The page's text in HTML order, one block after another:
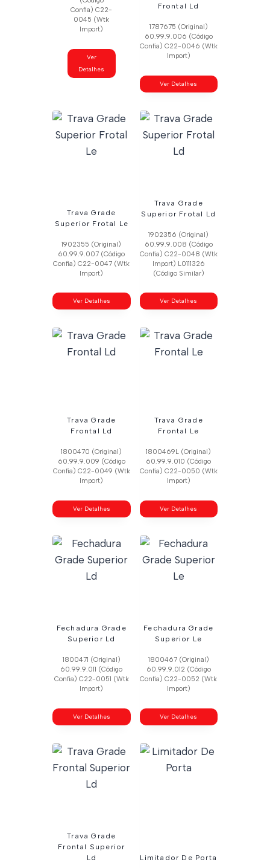
Confia) C22-
0045 (Wtk
Import)
Ver
Detalhes
Frontal Ld
1787675 (Original)
60.99.9.006 (Código
Confia) C22-0046 (Wtk
Import)
Ver Detalhes
Trava Grade
Superior Frotal Le
1902355 (Original)
60.99.9.007 (Código
Confia) C22-0047 (Wtk
Import)
Ver Detalhes
Trava Grade
Superior Frotal Ld
1902356 (Original)
60.99.9.008 (Código
Confia) C22-0048 (Wtk
Import) L0111326
(Código Similar)
Ver Detalhes
Trava Grade
Frontal Ld
1800470 (Original)
60.99.9.009 (Código
Confia) C22-0049 (Wtk
Import)
Ver Detalhes
Trava Grade
Frontal Le
1800469L (Original)
60.99.9.010 (Código
Confia) C22-0050 (Wtk
Import)
Ver Detalhes
Fechadura Grade
Superior Ld
1800471 (Original)
60.99.9.011 (Código
Confia) C22-0051 (Wtk
Import)
Ver Detalhes
Fechadura Grade
Superior Le
1800467 (Original)
60.99.9.012 (Código
Confia) C22-0052 (Wtk
Import)
Ver Detalhes
Trava Grade
Frontal Superior
Ld
Limitador De Porta